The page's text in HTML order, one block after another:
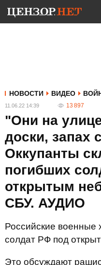
НОВОСТИ ВИДЕО
11.06.22 14:39 13 897
"Они на
доски, запах
Оккупанты
погибших
открытым
СБУ. АУДИО
Российские военные
солдат РФ под
Это обсуждают